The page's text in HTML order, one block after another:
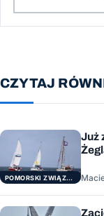
CZYTAJ
POMORSKI ZWIĄZEK ŻEGLARSKI
Już